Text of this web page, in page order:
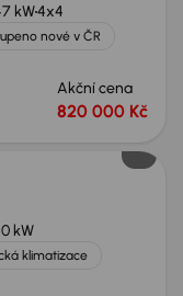
kW4x4
nové v ČR
Akční cena
820 000 Kč
kW
klimatizace